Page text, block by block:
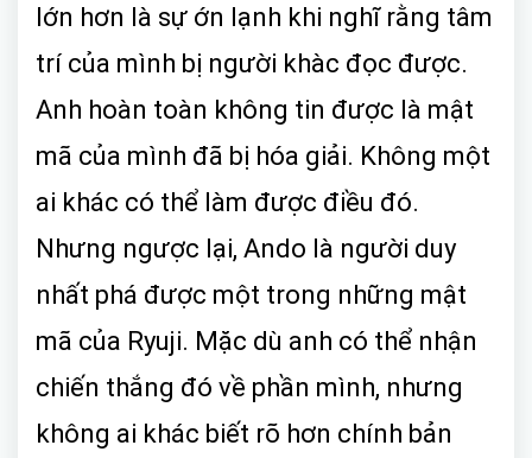
lớn hơn là sự ớn lạnh khi nghĩ rằng tâm
trí của mình bị người khàc đọc được.
Anh hoàn toàn không tin được là mật
mã của mình đã bị hóa giải. Không một
ai khác có thể làm được điều đó.
Nhưng ngược lại, Ando là người duy
nhất phá được một trong những mật
mã của Ryuji. Mặc dù anh có thể nhận
chiến thắng đó về phần mình, nhưng
không ai khác biết rõ hơn chính bản